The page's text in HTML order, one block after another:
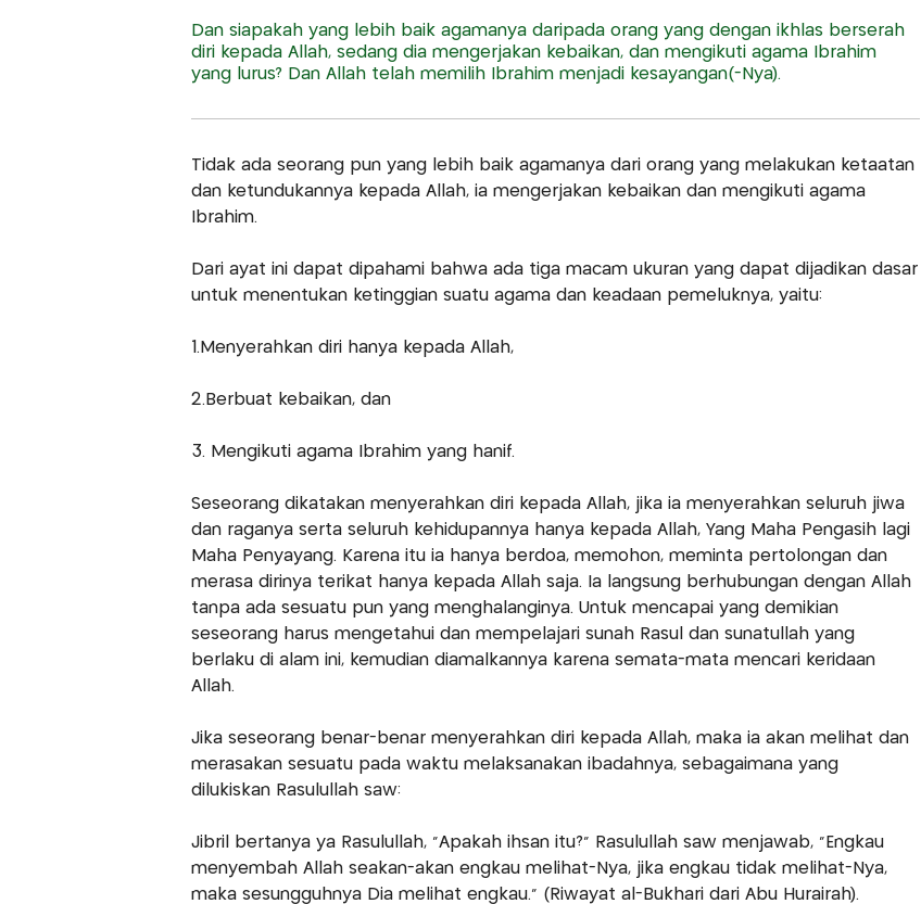
Dan siapakah yang lebih baik agamanya daripada orang yang dengan ikhlas berserah
diri kepada Allah, sedang dia mengerjakan kebaikan, dan mengikuti agama Ibrahim
yang lurus? Dan Allah telah memilih Ibrahim menjadi kesayangan(-Nya).
Tidak ada seorang pun yang lebih baik agamanya dari orang yang melakukan ketaatan
dan ketundukannya kepada Allah, ia mengerjakan kebaikan dan mengikuti agama
Ibrahim.
Dari ayat ini dapat dipahami bahwa ada tiga macam ukuran yang dapat dijadikan dasar
untuk menentukan ketinggian suatu agama dan keadaan pemeluknya, yaitu:
1.Menyerahkan diri hanya kepada Allah,
2.Berbuat kebaikan, dan
3. Mengikuti agama Ibrahim yang hanif.
Seseorang dikatakan menyerahkan diri kepada Allah, jika ia menyerahkan seluruh jiwa
dan raganya serta seluruh kehidupannya hanya kepada Allah, Yang Maha Pengasih lagi
Maha Penyayang. Karena itu ia hanya berdoa, memohon, meminta pertolongan dan
merasa dirinya terikat hanya kepada Allah saja. Ia langsung berhubungan dengan Allah
tanpa ada sesuatu pun yang menghalanginya. Untuk mencapai yang demikian
seseorang harus mengetahui dan mempelajari sunah Rasul dan sunatullah yang
berlaku di alam ini, kemudian diamalkannya karena semata-mata mencari keridaan
Allah.
Jika seseorang benar-benar menyerahkan diri kepada Allah, maka ia akan melihat dan
merasakan sesuatu pada waktu melaksanakan ibadahnya, sebagaimana yang
dilukiskan Rasulullah saw:
Jibril bertanya ya Rasulullah, "Apakah ihsan itu?" Rasulullah saw menjawab, "Engkau
menyembah Allah seakan-akan engkau melihat-Nya, jika engkau tidak melihat-Nya,
maka sesungguhnya Dia melihat engkau." (Riwayat al-Bukhari dari Abu Hurairah).